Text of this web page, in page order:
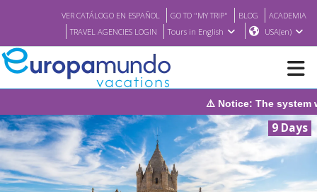
VER CATÁLOGO EN ESPAÑOL GO TO "MY TRIP" BLOG
ACADEMIA
TRAVEL AGENCIES LOGIN
Tours in English USA(en)
BROCHURE PDF
⚠️ Notice: The system will be under
9 Days